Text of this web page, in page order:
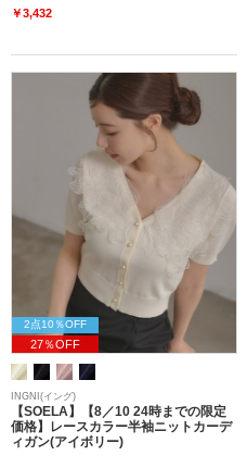
￥3,432
2点10％OFF
27％OFF
INGNI(イング)
【SOELA】【8／10 24時までの限定
価格】レースカラー半袖ニットカーデ
ィガン(アイボリー)